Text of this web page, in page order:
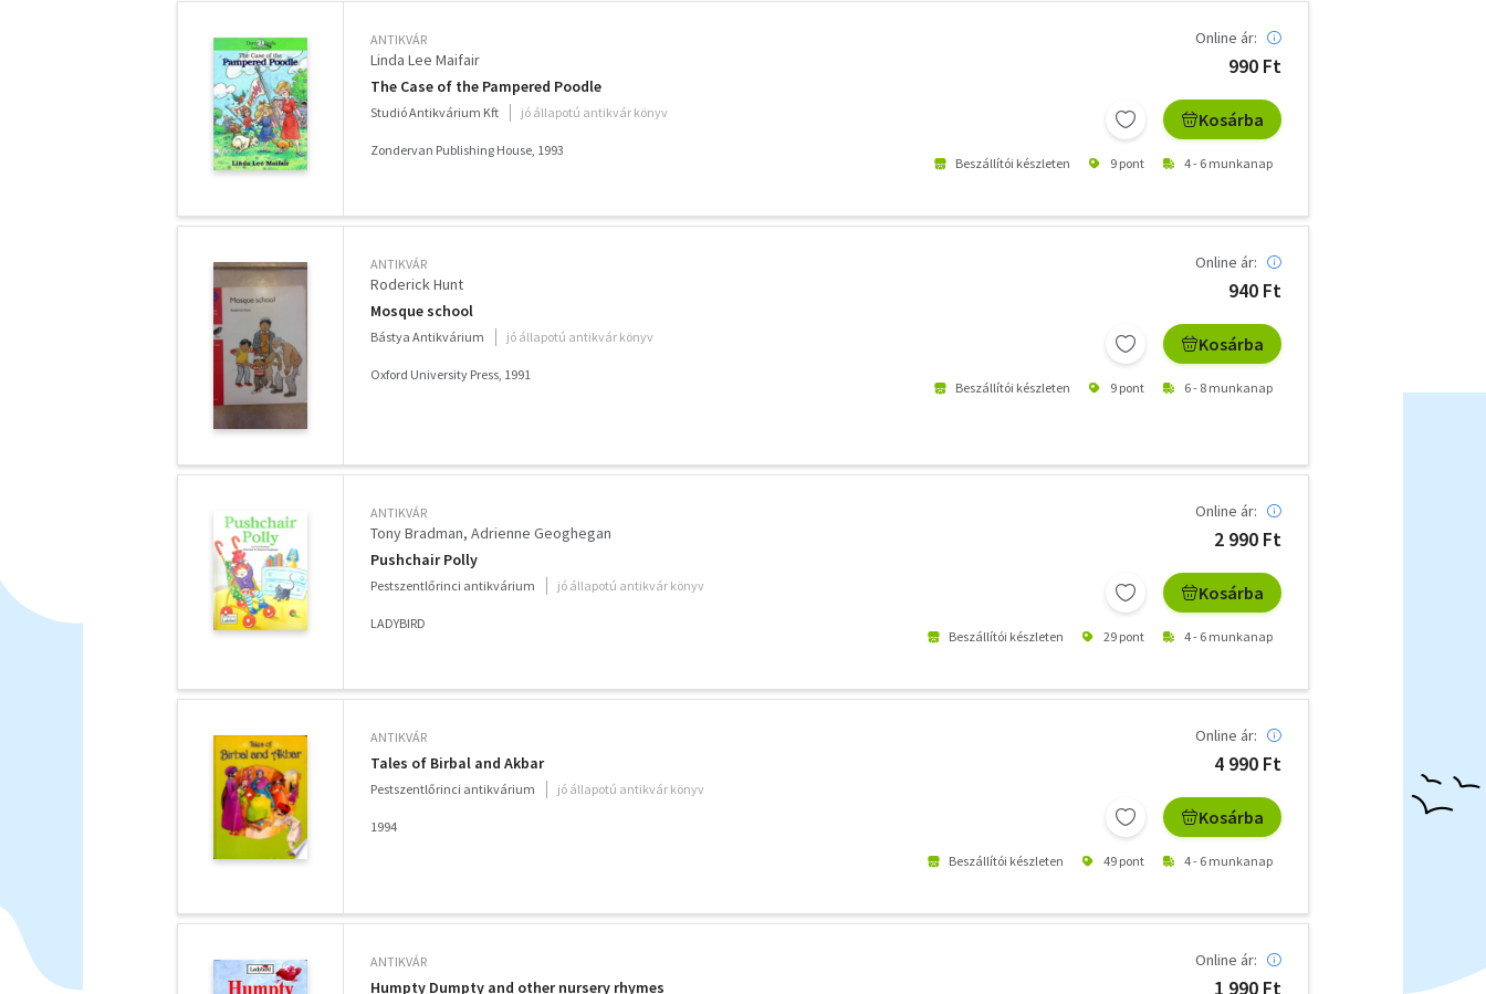
ANTIKVÁR
Linda Lee Maifair
The Case of the Pampered Poodle
Studió Antikvárium Kft jó állapotú antikvár könyv
Zondervan Publishing House, 1993
Online ár:
990 Ft
Kosárba
Beszállítói készleten 9 pont 4 - 6 munkanap
ANTIKVÁR
Roderick Hunt
Mosque school
Bástya Antikvárium jó állapotú antikvár könyv
Oxford University Press, 1991
Online ár:
940 Ft
Kosárba
Beszállítói készleten 9 pont 6 - 8 munkanap
ANTIKVÁR
Tony Bradman Adrienne Geoghegan
Pushchair Polly
Pestszentlőrinci antikvárium jó állapotú antikvár könyv
LADYBIRD
Online ár:
2 990 Ft
Kosárba
Beszállítói készleten 29 pont 4 - 6 munkanap
ANTIKVÁR
Tales of Birbal and Akbar
Pestszentlőrinci antikvárium jó állapotú antikvár könyv
1994
Online ár:
4 990 Ft
Kosárba
Beszállítói készleten 49 pont 4 - 6 munkanap
ANTIKVÁR
Humpty Dumpty and other nursery rhymes
Online ár:
1 990 Ft